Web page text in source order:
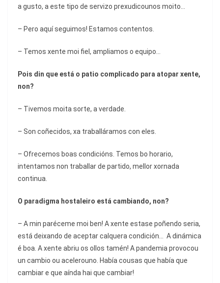
a gusto, a este tipo de servizo prexudicounos moito…
– Pero aquí seguimos! Estamos contentos.
– Temos xente moi fiel, ampliamos o equipo…
Pois din que está o patio complicado para atopar xente,
non?
– Tivemos moita sorte, a verdade.
– Son coñecidos, xa traballáramos con eles.
– Ofrecemos boas condicións. Temos bo horario,
intentamos non traballar de partido, mellor xornada
continua.
O paradigma hostaleiro está cambiando, non?
– A min paréceme moi ben! A xente estase poñendo seria,
está deixando de aceptar calquera condición… A dinámica
é boa. A xente abriu os ollos tamén! A pandemia provocou
un cambio ou acelerouno. Había cousas que había que
cambiar e que aínda hai que cambiar!